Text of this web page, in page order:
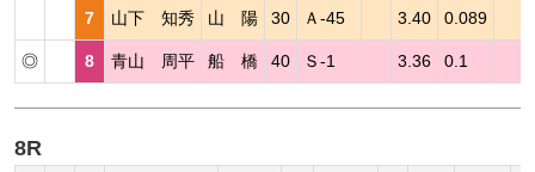
7 山下 知秀 山 陽 30 Ａ-45 3.40 0.089
◎ 8 青山 周平 船 橋 40 Ｓ-1 3.36 0.1
8R